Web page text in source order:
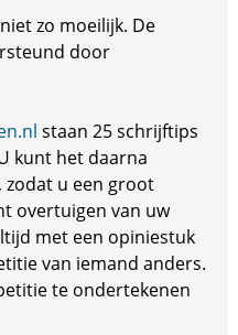
zo moeilijk. De
door
staan 25 schrijftips
kunt het daarna
u een groot
overtuigen van uw
met een opiniestuk
van iemand anders.
te ondertekenen